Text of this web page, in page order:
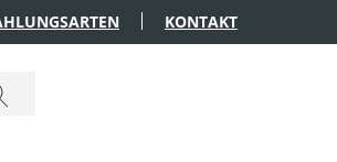
KONTAKT